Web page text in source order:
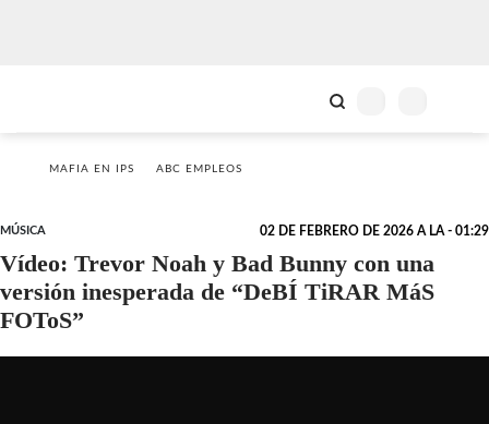
MAFIA EN IPS ABC EMPLEOS
MÚSICA 02 DE FEBRERO DE 2026 A LA - 01:29
Vídeo: Trevor Noah y Bad Bunny con una
versión inesperada de “DeBÍ TiRAR MáS
FOToS”